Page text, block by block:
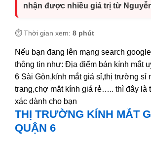
nhận được nhiều giá trị từ
⏱️ Thời gian xem: 8 phút
Nếu bạn đang lên mạng search
thông tin như: Địa điểm bán kính mắt
6 Sài Gòn,kính mắt giá sỉ,thị trường sỉ
trang,chợ mắt kính giá rẻ….. thì đây là
xác dành cho bạn
THỊ TRƯỜNG KÍNH MẮT
QUẬN 6